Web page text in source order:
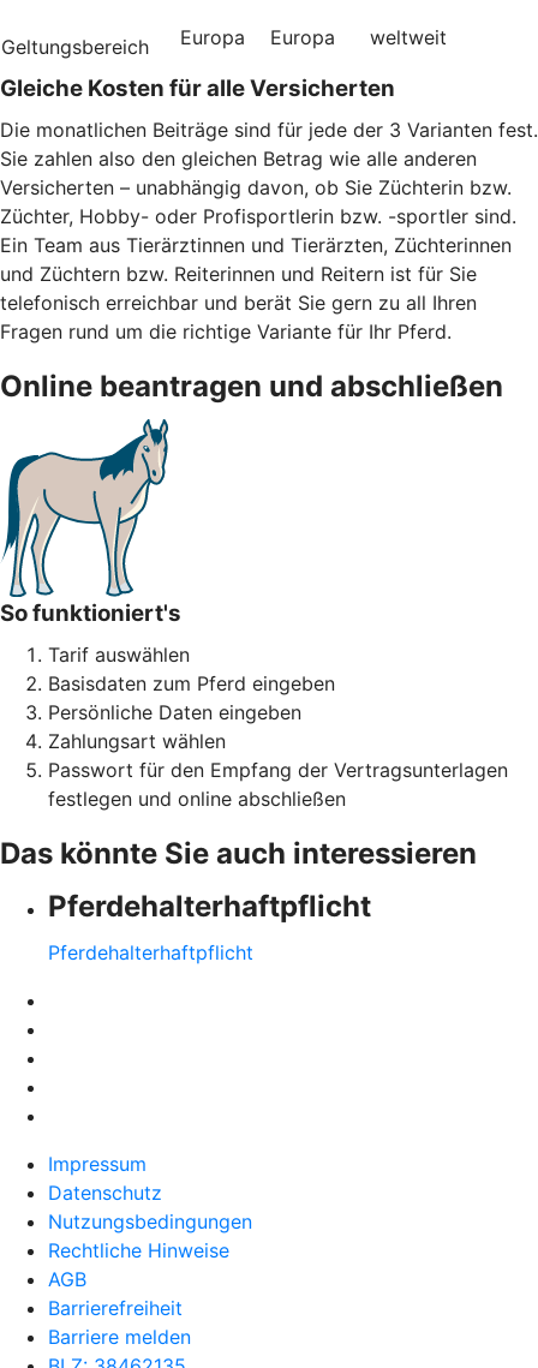
Geltungsbereich Europa Europa weltweit
Gleiche Kosten für alle Versicherten
Die monatlichen Beiträge sind für jede der 3 Varianten fest.
Sie zahlen also den gleichen Betrag wie alle anderen
Versicherten – unabhängig davon, ob Sie Züchterin bzw.
Züchter, Hobby- oder Profisportlerin bzw. -sportler sind.
Ein Team aus Tierärztinnen und Tierärzten, Züchterinnen
und Züchtern bzw. Reiterinnen und Reitern ist für Sie
telefonisch erreichbar und berät Sie gern zu all Ihren
Fragen rund um die richtige Variante für Ihr Pferd.
Online beantragen und abschließen
So funktioniert's
Tarif auswählen
Basisdaten zum Pferd eingeben
Persönliche Daten eingeben
Zahlungsart wählen
Passwort für den Empfang der Vertragsunterlagen
festlegen und online abschließen
Das könnte Sie auch interessieren
Pferdehalter­haftpflicht
Pferdehalter­haftpflicht
Impressum
Datenschutz
Nutzungsbedingungen
Rechtliche Hinweise
AGB
Barrierefreiheit
Barriere melden